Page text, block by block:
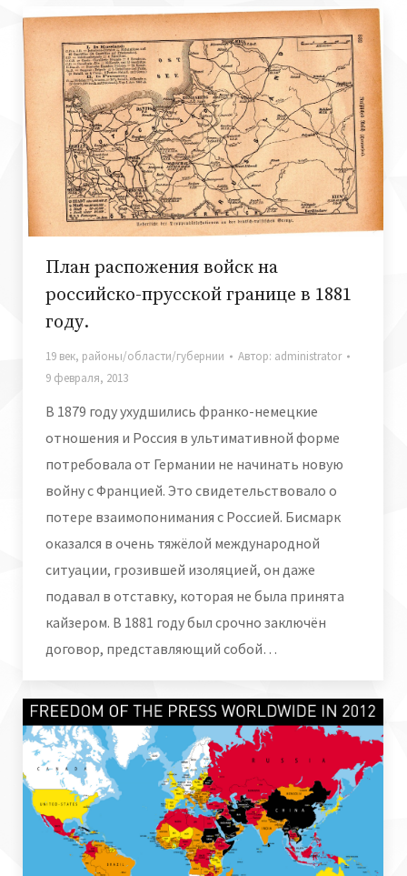
План распожения войск на
российско-прусской границе в 1881
году.
19 век, районы/области/губернии Автор: administrator
9 февраля, 2013
В 1879 году ухудшились франко-немецкие
отношения и Россия в ультимативной форме
потребовала от Германии не начинать новую
войну с Францией. Это свидетельствовало о
потере взаимопонимания с Россией. Бисмарк
оказался в очень тяжёлой международной
ситуации, грозившей изоляцией, он даже
подавал в отставку, которая не была принята
кайзером. В 1881 году был срочно заключён
договор, представляющий собой…